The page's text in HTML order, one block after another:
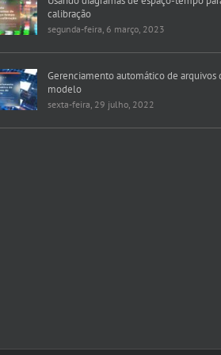
calibração
segunda-feira, 6 março, 2023
Gerenciamento automático de arquivos
modelo
sexta-feira, 29 julho, 2022